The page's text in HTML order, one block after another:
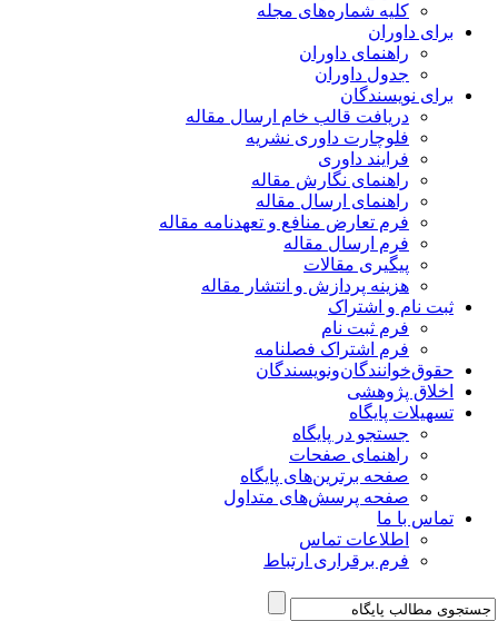
کلیه شماره‌های مجله
برای داوران
راهنمای داوران
جدول داوران
برای نویسندگان
دریافت قالب خام ارسال مقاله
فلوچارت داوری نشریه
فرایند داوری
راهنمای نگارش مقاله
راهنمای ارسال مقاله
فرم تعارض منافع و تعهدنامه مقاله
فرم ارسال مقاله
پیگیری مقالات
هزینه پردازش و انتشار مقاله
ثبت نام و اشتراک
فرم ثبت نام
فرم اشتراک فصلنامه
حقوق‌خوانندگان‌و‌نویسندگان
اخلاق پژوهشی
تسهیلات پایگاه
جستجو در پایگاه
راهنمای صفحات
صفحه برترین‌های پایگاه
صفحه پرسش‌های متداول
تماس با ما
اطلاعات تماس
فرم برقراری ارتباط